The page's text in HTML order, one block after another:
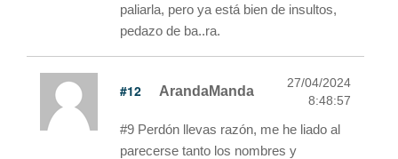
paliarla, pero ya está bien de insultos,
pedazo de ba..ra.
#12 ArandaManda
27/04/2024
8:48:57
#9 Perdón llevas razón, me he liado al
parecerse tanto los nombres y